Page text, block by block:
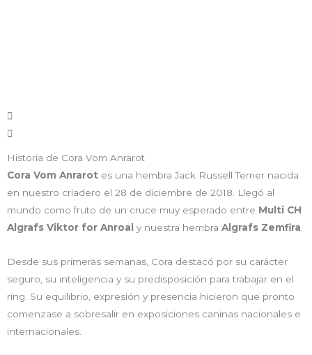
Historia de Cora Vom Anrarot
Cora Vom Anrarot es una hembra Jack Russell Terrier nacida
en nuestro criadero el 28 de diciembre de 2018. Llegó al
mundo como fruto de un cruce muy esperado entre Multi CH
Algrafs Viktor for Anroal y nuestra hembra Algrafs Zemfira
Desde sus primeras semanas, Cora destacó por su carácter
seguro, su inteligencia y su predisposición para trabajar en el
ring. Su equilibrio, expresión y presencia hicieron que pronto
comenzase a sobresalir en exposiciones caninas nacionales e
internacionales.